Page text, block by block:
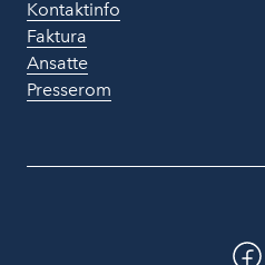
Kontaktinfo
Faktura
Ansatte
Presserom